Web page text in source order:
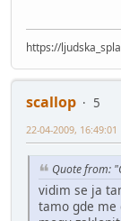
https://
scallop
5
22-04-2009, 16:49:01
Quote from:
vidim se ja
tamo gde